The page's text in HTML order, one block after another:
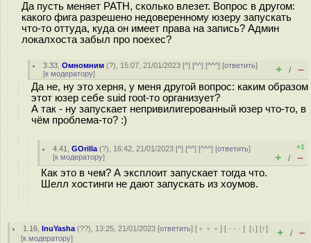
Да пусть меняет PATH, сколько влезет. Вопрос в другом:
какого фига разрешено недоверенному юзеру запускать
что-то оттуда, куда он имеет права на запись? Админ
локалхоста забыл про noexec?
3.33 ,Омномним (?), 15:07, 21/01/2023 [^] [^^] [^^^] [ответить]
[к модератору] + / –
Да не, ну это херня, у меня другой вопрос: каким образом
этот юзер себе suid root-то организует?
А так - ну запускает непривилигерованный юзер что-то, в
чём проблема-то? :)
4.41 ,GOrilla (?), 16:42, 21/01/2023 [^] [^^] [^^^] [ответить]
[к модератору]
+1
+ / –
Как это в чем? А эксплоит запускает тогда что.
Шелл хостинги не дают запускать из хоумов.
1.16 ,InuYasha (??), 13:25, 21/01/2023 [ответить] [ ﹢﹢﹢] [ · · ·][↓] [↑]
[к модератору] + / –